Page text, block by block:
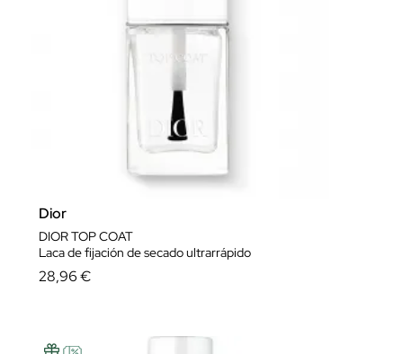
Dior
DIOR TOP COAT
Laca de fijación de secado ultrarrápido
28,96 €